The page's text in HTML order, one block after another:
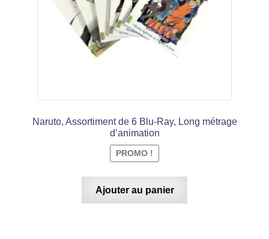
Naruto, Assortiment de 6 Blu-Ray, Long métrage
d’animation
PROMO !
Ajouter au panier